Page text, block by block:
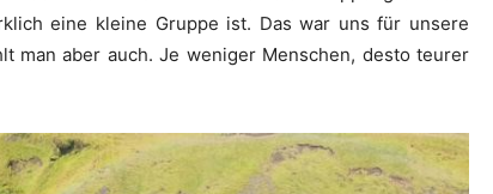
eine kleine Gruppe ist. Das war uns für unsere
man aber auch. Je weniger Menschen, desto teurer